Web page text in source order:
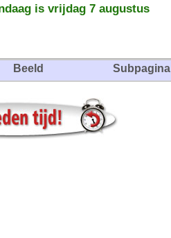
is vrijdag 7 augustus
Beeld Subpagina